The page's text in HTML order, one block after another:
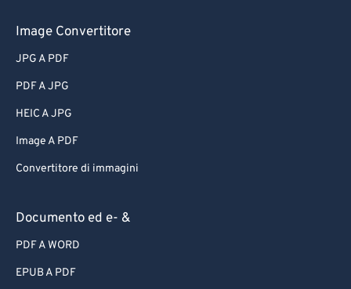
Image Convertitore
JPG A PDF
PDF A JPG
HEIC A JPG
Image A PDF
Convertitore di immagini
Documento ed e- &
PDF A WORD
EPUB A PDF